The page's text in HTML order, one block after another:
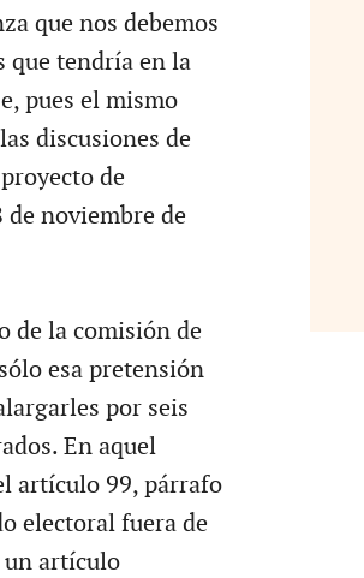
que nos debemos
que tendría en la
pues el mismo
discusiones de
de
noviembre de
de la comisión de
esa pretensión
por seis
En aquel
artículo 99, párrafo
electoral fuera de
un artículo